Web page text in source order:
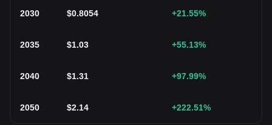
2030 $0.8054 +21.55%
2035 $1.03 +55.13%
2040 $1.31 +97.99%
2050 $2.14 +222.51%